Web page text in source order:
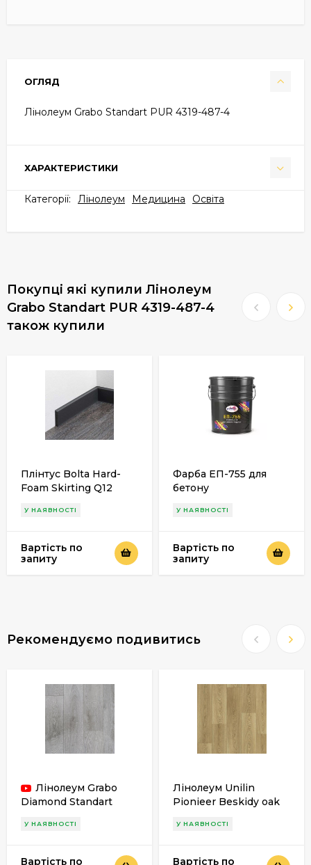
ОГЛЯД
Лінолеум Grabo Standart PUR 4319-487-4
ХАРАКТЕРИСТИКИ
Категорії: Лінолеум Медицина Освіта
Покупці які купили Лінолеум
Grabo Standart PUR 4319-487-4
також купили
Плінтус Bolta Hard-
Foam Skirting Q12
У НАЯВНОСТІ
Вартість по
запиту
Фарба ЕП-755 для
бетону
У НАЯВНОСТІ
Вартість по
запиту
Рекомендуємо подивитись
Лінолеум Grabo
Diamond Standart
257-4 (сіре дерево)
У НАЯВНОСТІ
Вартість по
Лінолеум Unilin
Pionieer Beskidy oak
У НАЯВНОСТІ
Вартість по